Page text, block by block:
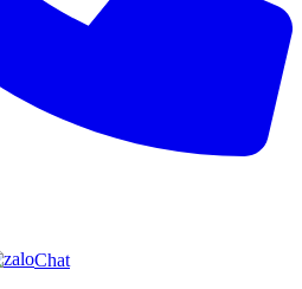
Chat